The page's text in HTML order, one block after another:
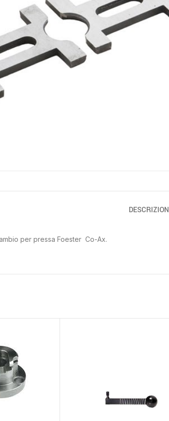
per pressa Foester Co-Ax.